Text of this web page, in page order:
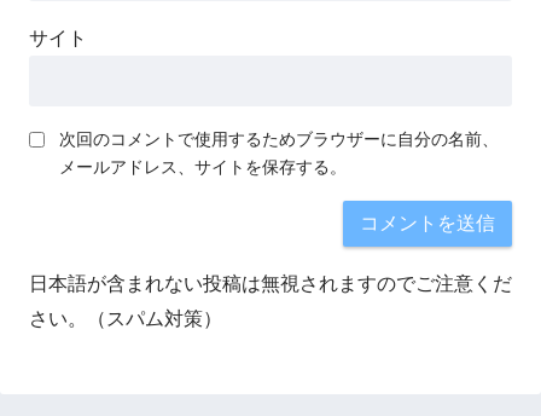
サイト
次回のコメントで使用するためブラウザーに自分の名前、
メールアドレス、サイトを保存する。
日本語が含まれない投稿は無視されますのでご注意くだ
さい。（スパム対策）